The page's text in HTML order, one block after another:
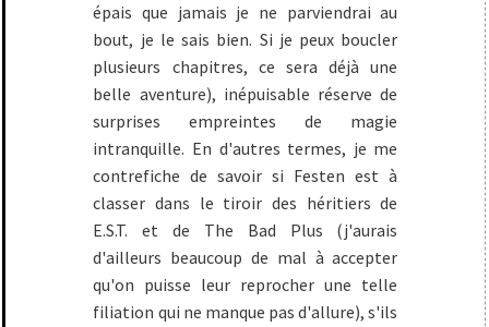
épais que jamais je ne parviendrai au
bout, je le sais bien. Si je peux boucler
plusieurs chapitres, ce sera déjà une
belle aventure), inépuisable réserve de
surprises empreintes de magie
intranquille. En d'autres termes, je me
contrefiche de savoir si Festen est à
classer dans le tiroir des héritiers de
E.S.T. et de The Bad Plus (j'aurais
d'ailleurs beaucoup de mal à accepter
qu'on puisse leur reprocher une telle
filiation qui ne manque pas d'allure), s'ils